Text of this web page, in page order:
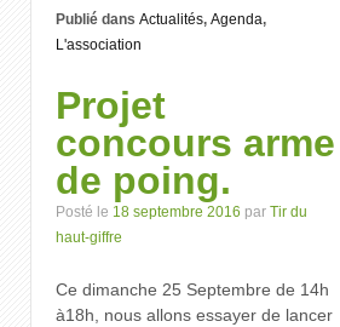
Publié dans Actualités, Agenda,
L'association
Projet
concours arme
de poing.
Posté le 18 septembre 2016 par Tir du
haut-giffre
Ce dimanche 25 Septembre de 14h
à18h, nous allons essayer de lancer